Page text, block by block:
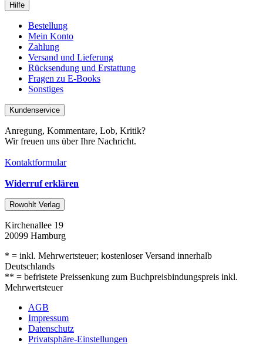
Hilfe
Bestellung
Mein Konto
Zahlung
Versand und Lieferung
Rücksendung und Erstattung
Fragen zu E-Books
Sonstiges
Kundenservice
Anregung, Kommentare, Lob, Kritik?
Wir freuen uns über Ihre Nachricht.
Kontaktformular
Widerruf erklären
Rowohlt Verlag
Kirchenallee 19
20099 Hamburg
* = inkl. Mehrwertsteuer; kostenloser Versand innerhalb
Deutschlands
** = befristete Preissenkung zum Buchpreisbindungspreis inkl.
Mehrwertsteuer
AGB
Impressum
Datenschutz
Privatsphäre-Einstellungen